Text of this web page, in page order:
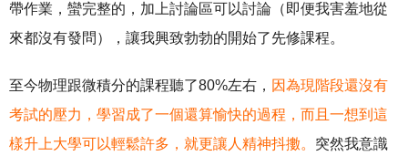
帶作業，蠻完整的，加上討論區可以討論（即便我害羞地從
來都沒有發問），讓我興致勃勃的開始了先修課程。
至今物理跟微積分的課程聽了80%左右， 因為現階段還沒有
考試的壓力，學習成了一個還算愉快的過程，而且一想到這
樣升上大學可以輕鬆許多，就更讓人精神抖擻。 突然我意識